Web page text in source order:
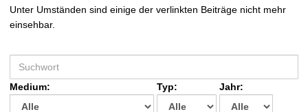
f
e
Unter Umständen sind einige der verlinkten Beiträge nicht mehr
einsehbar.
u
c
Medium: Typ: Jahr: